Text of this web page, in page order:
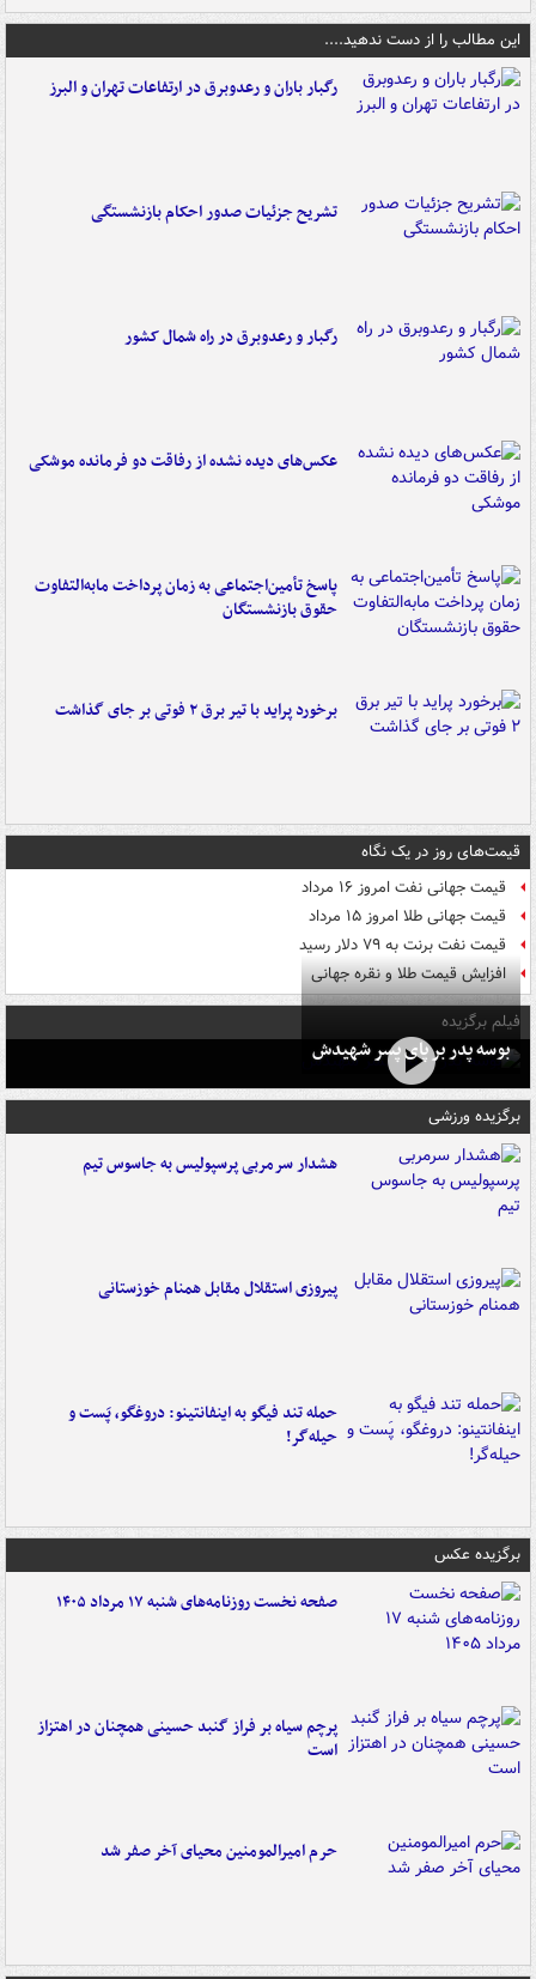
این مطالب را از دست ندهید....
رگبار باران و رعدوبرق در ارتفاعات تهران و البرز
تشریح جزئیات صدور احکام بازنشستگی
رگبار و رعدوبرق در راه شمال کشور
عکس‌های دیده نشده از رفاقت دو فرمانده‌ موشکی
پاسخ تأمین‌اجتماعی به زمان پرداخت مابه‌التفاوت
حقوق بازنشستگان
برخورد پراید با تیر برق ۲ فوتی بر جای گذاشت
قیمت‌های روز در یک نگاه
قیمت جهانی نفت امروز ۱۶ مرداد
قیمت جهانی طلا امروز ۱۵ مرداد
قیمت نفت برنت به ۷۹ دلار رسید
افزایش قیمت طلا و نقره جهانی
فیلم برگزیده
بوسه‌ پدر بر پای پسر شهیدش
برگزیده ورزشی
هشدار سرمربی پرسپولیس به جاسوس تیم
پیروزی استقلال مقابل همنام خوزستانی
حمله تند فیگو به اینفانتینو: دروغگو، پَست‌ و
حیله‌گر!
برگزیده عکس
صفحه نخست روزنامه‌های شنبه ۱۷ مرداد ۱۴۰۵
پرچم سیاه بر فراز گنبد حسینی همچنان در اهتزاز
است
حرم امیرالمومنین محیای آخر صفر شد